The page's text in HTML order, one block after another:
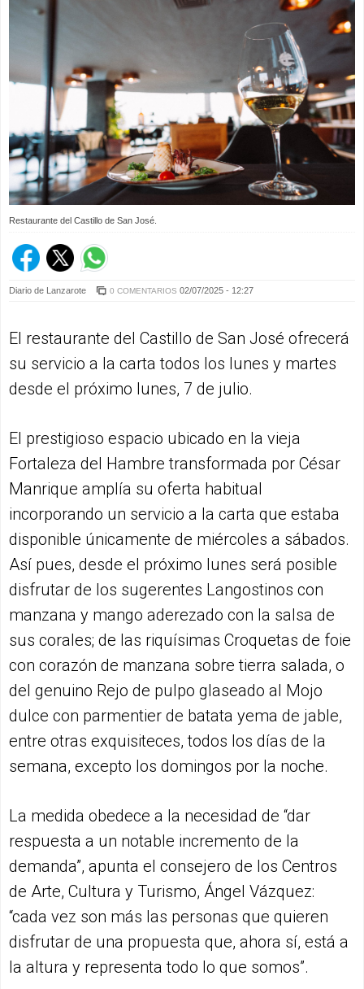
Restaurante del Castillo de San José.
Diario de Lanzarote 0 COMENTARIOS 02/07/2025 - 12:27
El restaurante del Castillo de San José ofrecerá
su servicio a la carta todos los lunes y martes
desde el próximo lunes, 7 de julio.
El prestigioso espacio ubicado en la vieja
Fortaleza del Hambre transformada por César
Manrique amplía su oferta habitual
incorporando un servicio a la carta que estaba
disponible únicamente de miércoles a sábados.
Así pues, desde el próximo lunes será posible
disfrutar de los sugerentes Langostinos con
manzana y mango aderezado con la salsa de
sus corales; de las riquísimas Croquetas de foie
con corazón de manzana sobre tierra salada, o
del genuino Rejo de pulpo glaseado al Mojo
dulce con parmentier de batata yema de jable,
entre otras exquisiteces, todos los días de la
semana, excepto los domingos por la noche.
La medida obedece a la necesidad de “dar
respuesta a un notable incremento de la
demanda”, apunta el consejero de los Centros
de Arte, Cultura y Turismo, Ángel Vázquez:
“cada vez son más las personas que quieren
disfrutar de una propuesta que, ahora sí, está a
la altura y representa todo lo que somos”.